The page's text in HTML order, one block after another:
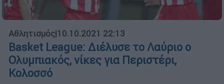
Αθλητισμός|10.10.2021 22:13
Basket League: Διέλυσε το Λαύριο ο
Ολυμπιακός, νίκες για Περιστέρι,
Κολοσσό